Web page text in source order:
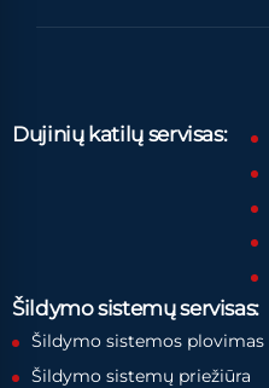
Dujinių katilų servisas:
Šildymo sistemų servisas:
Šildymo sistemos plovimas
Šildymo sistemų priežiūra